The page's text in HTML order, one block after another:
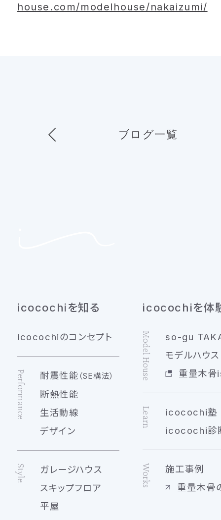
house.com/modelhouse/nakaizumi/
ブログ一覧
icocochiを知る
icocochiのコンセプト
Performance 耐震性能 （SE構法）
断熱性能
生活動線
デザイン
Style
ガレージハウス
スキップフロア
平屋
icocochiを体
Model House
so-gu
モデルハウ
重量木
Learn
icocochi塾
icocochi診
Works
施工事例
重量木骨